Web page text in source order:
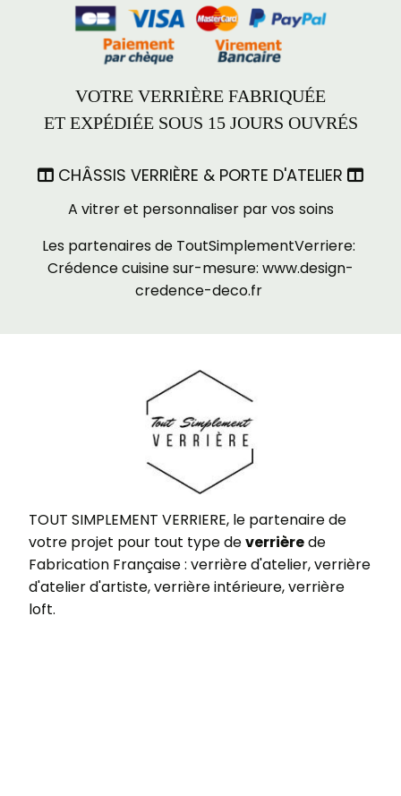
VOTRE VERRIÈRE FABRIQUÉE
ET EXPÉDIÉE SOUS 15 JOURS OUVRÉS
 CHÂSSIS VERRIÈRE & PORTE D'ATELIER 
A vitrer et personnaliser par vos soins
Les partenaires de ToutSimplementVerriere:
Crédence cuisine sur-mesure: www.design-
credence-deco.fr
TOUT SIMPLEMENT VERRIERE, le partenaire de
votre projet pour tout type deverrièrede
Fabrication Française : verrière d'atelier, verrière
d'atelier d'artiste, verrière intérieure, verrière
loft.